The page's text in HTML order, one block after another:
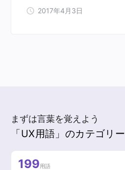
2017年4月3日
まずは言葉を覚えよう
「UX用語」のカテゴリー
199用語